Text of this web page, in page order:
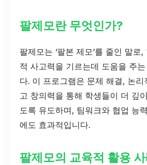
팔제모란 무엇인가?
팔제모는 ‘팔본 제모’를 줄인 말로
적 사고력을 기르는데 도움을 주
다. 이 프로그램은 문제 해결, 논리
고 창의력을 통해 학생들이 더 깊
도록 유도하며, 팀워크와 협업 능
에도 효과적입니다.
팔제모의 교육적 활용